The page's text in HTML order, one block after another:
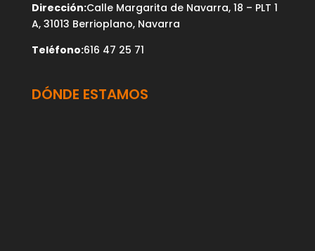
Dirección:Calle Margarita de Navarra, 18 – PLT 1
A, 31013 Berrioplano, Navarra
Teléfono:616 47 25 71
DÓNDE ESTAMOS